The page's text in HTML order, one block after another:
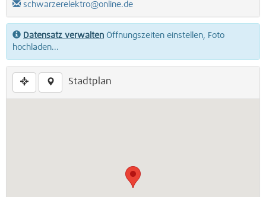
schwarzerelektro@online.de
Datensatz verwalten Öffnungszeiten einstellen, Foto
hochladen...
Stadtplan